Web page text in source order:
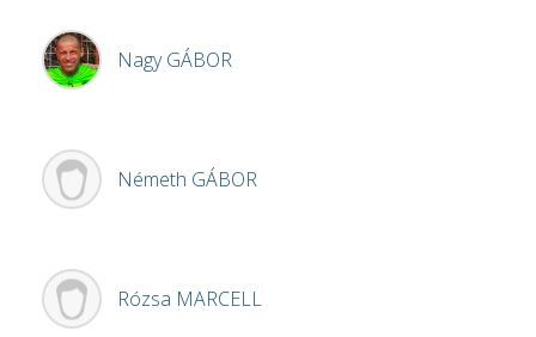
NagyGÁBOR
Németh GÁBOR
Rózsa MARCELL